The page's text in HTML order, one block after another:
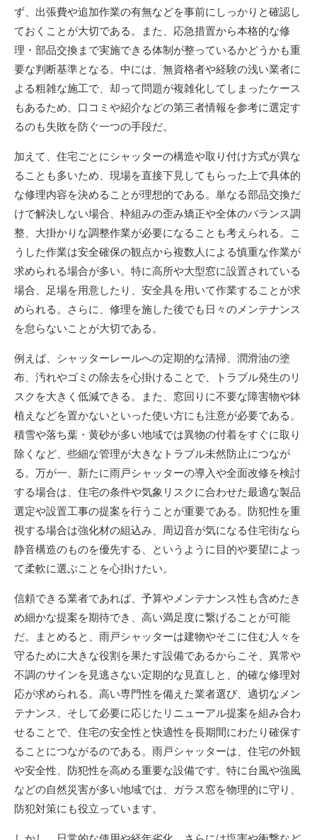
ず、出張費や追加作業の有無などを事前にしっかりと確認し
ておくことが大切である。また、応急措置から本格的な修
理・部品交換まで実施できる体制が整っているかどうかも重
要な判断基準となる。中には、無資格者や経験の浅い業者に
よる粗雑な施工で、却って問題が複雑化してしまったケース
もあるため、口コミや紹介などの第三者情報を参考に選定す
るのも失敗を防ぐ一つの手段だ。
加えて、住宅ごとにシャッターの構造や取り付け方式が異な
ることも多いため、現場を直接下見してもらった上で具体的
な修理内容を決めることが理想的である。単なる部品交換だ
けで解決しない場合、枠組みの歪み矯正や全体のバランス調
整、大掛かりな調整作業が必要になることも考えられる。こ
うした作業は安全確保の観点から複数人による慎重な作業が
求められる場合が多い。特に高所や大型窓に設置されている
場合、足場を用意したり、安全具を用いて作業することが求
められる。さらに、修理を施した後でも日々のメンテナンス
を怠らないことが大切である。
例えば、シャッターレールへの定期的な清掃、潤滑油の塗
布、汚れやゴミの除去を心掛けることで、トラブル発生のリ
スクを大きく低減できる。また、窓回りに不要な障害物や鉢
植えなどを置かないといった使い方にも注意が必要である。
積雪や落ち葉・黄砂が多い地域では異物の付着をすぐに取り
除くなど、些細な管理が大きなトラブル未然防止につなが
る。万が一、新たに雨戸シャッターの導入や全面改修を検討
する場合は、住宅の条件や気象リスクに合わせた最適な製品
選定や設置工事の提案を行うことが重要である。防犯性を重
視する場合は強化材の組込み、周辺音が気になる住宅街なら
静音構造のものを優先する、というように目的や要望によっ
て柔軟に選ぶことを心掛けたい。
信頼できる業者であれば、予算やメンテナンス性も含めたき
め細かな提案を期待でき、高い満足度に繋げることが可能
だ。まとめると、雨戸シャッターは建物やそこに住む人々を
守るために大きな役割を果たす設備であるからこそ、異常や
不調のサインを見逃さない定期的な見直しと、的確な修理対
応が求められる。高い専門性を備えた業者選び、適切なメン
テナンス、そして必要に応じたリニューアル提案を組み合わ
せることで、住宅の安全性と快適性を長期間にわたり確保す
ることにつながるのである。雨戸シャッターは、住宅の外観
や安全性、防犯性を高める重要な設備です。特に台風や強風
などの自然災害が多い地域では、ガラス窓を物理的に守り、
防犯対策にも役立っています。